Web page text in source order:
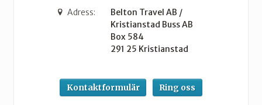
Adress:
Belton Travel AB /
Kristianstad Buss AB
Box 584
291 25 Kristianstad
Kontaktformulär Ring oss